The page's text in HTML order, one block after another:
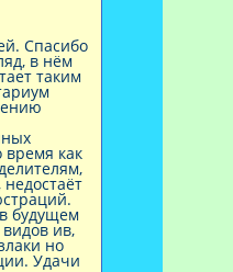
Спасибо
в нём
таким
время как
будущем
ив,
но
Удачи